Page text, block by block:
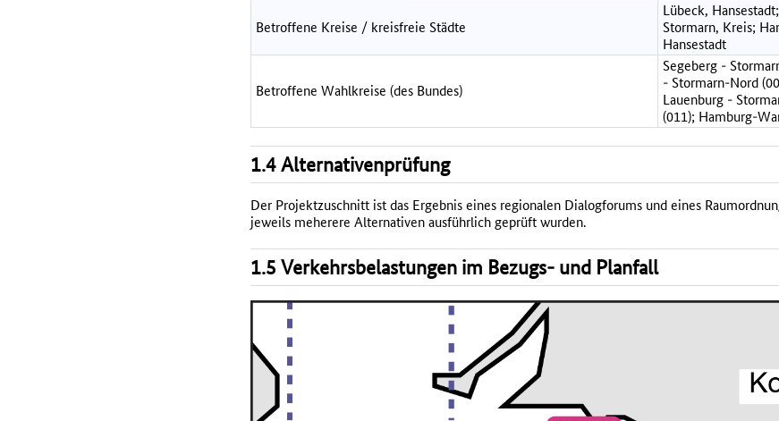
Betroffene Kreise / kreisfreie Städte
Lübeck,
Stormarn, Kreis;
Hansestadt
Betroffene Wahlkreise (des Bundes)
Segeberg -
- Stormarn-Nord
Lauenburg -
(011); Hamburg-
1.4 Alternativenprüfung
Der Projektzuschnitt ist das Ergebnis eines regionalen Dialogforums und eines
jeweils meherere Alternativen ausführlich geprüft wurden.
1.5 Verkehrsbelastungen im Bezugs- und Planfall